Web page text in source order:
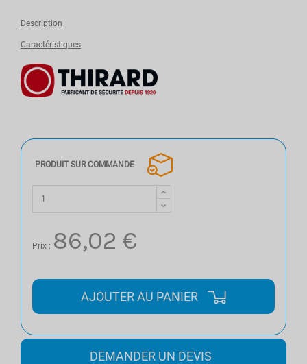
Description
Caractéristiques
PRODUIT SUR COMMANDE
Prix : 86,02 €
AJOUTER AU PANIER
DEMANDER UN DEVIS